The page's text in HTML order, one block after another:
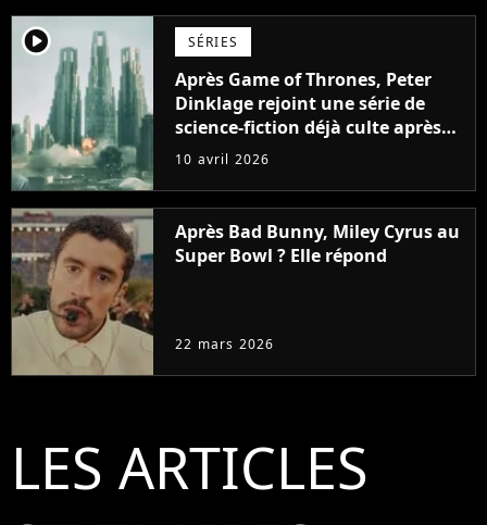
player2 SÉRIES
Après Game of Thrones, Peter
Dinklage rejoint une série de
science-fiction déjà culte après
une seule saison
10 avril 2026
Après Bad Bunny, Miley Cyrus au
Super Bowl ? Elle répond
22 mars 2026
LES ARTICLES